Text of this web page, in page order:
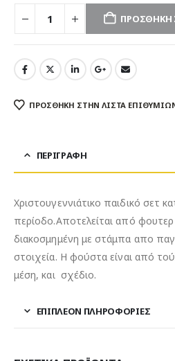
ΠΡΟΣΘΉΚΗ
ΠΡΌΣΘΉΚΗ ΣΤΗΝ ΛΊΣΤΑ
ΠΕΡΙΓΡΑΦΉ
Χριστουγεννιάτικο παιδικό σετ
περίοδο.Αποτελείται από
διακοσμημένη με στάμπα απο
στοιχεία. Η φούστα είναι από
μέση, και σχέδιο.
ΕΠΙΠΛΈΟΝ ΠΛΗΡΟΦΟΡΊΕΣ